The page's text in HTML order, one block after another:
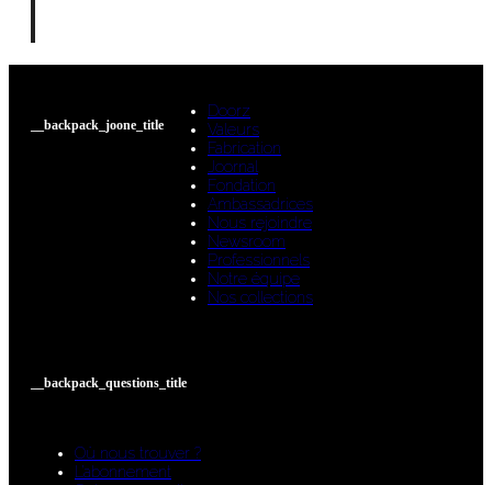
__backpack_joone_title
Doorz
Valeurs
Fabrication
Joornal
Fondation
Ambassadrices
Nous rejoindre
Newsroom
Professionnels
Notre équipe
Nos collections
__backpack_questions_title
Où nous trouver ?
L’abonnement